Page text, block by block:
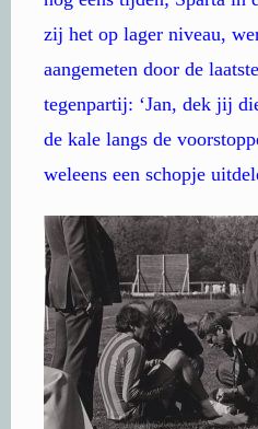
zij het op lager niveau,
aangemeten door de
tegenpartij: ‘Jan, dek jij
de kale langs de
weleens een schopje